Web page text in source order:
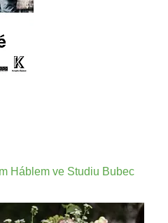
Háblem ve Studiu Bubec